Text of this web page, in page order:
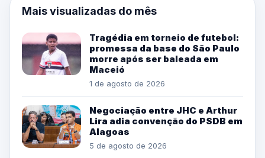
Mais visualizadas do mês
Tragédia em torneio de futebol:
promessa da base do São Paulo
morre após ser baleada em
Maceió
1 de agosto de 2026
Negociação entre JHC e Arthur
Lira adia convenção do PSDB em
Alagoas
5 de agosto de 2026